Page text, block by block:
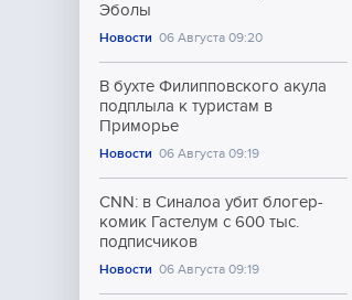
Эболы
Новости 06 Августа 09:20
В бухте Филипповского акула
подплыла к туристам в
Приморье
Новости 06 Августа 09:19
CNN: в Синалоа убит блогер-
комик Гастелум с 600 тыс.
подписчиков
Новости 06 Августа 09:19